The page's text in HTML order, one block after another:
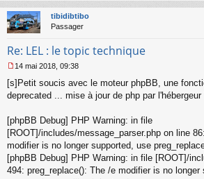
tibidibtibo
Passager
Re: LEL : le topic technique
s
a
g
e
n
o
n
14 mai 2018, 09:38
[s]Petit soucis avec le moteur phpBB, une
deprecated ... mise à jour de php par l'hébergeur
[phpBB Debug] PHP Warning: in file
[ROOT]/includes/message_parser.php on line
modifier is no longer supported, use
[phpBB Debug] PHP Warning: in file [ROOT]/
494: preg_replace(): The /e modifier is no longer